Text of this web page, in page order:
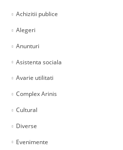
Achizitii publice
Alegeri
Anunturi
Asistenta sociala
Avarie utilitati
Complex Arinis
Cultural
Diverse
Evenimente